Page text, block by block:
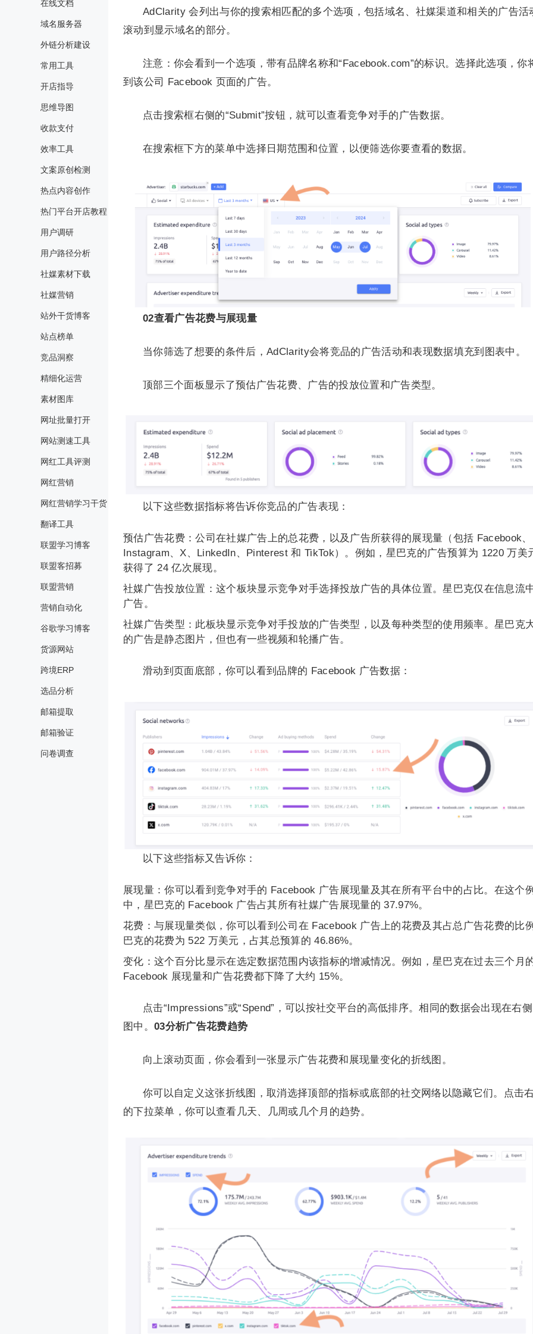
在线文档
域名服务器
外链分析建设
常用工具
开店指导
思维导图
收款支付
效率工具
文案原创检测
热点内容创作
热门平台开店教程
用户调研
用户路径分析
社媒素材下载
社媒营销
站外干货博客
站点榜单
竞品洞察
精细化运营
素材图库
网址批量打开
网站测速工具
网红工具评测
网红营销
网红营销学习干货
翻译工具
联盟学习博客
联盟客招募
联盟营销
营销自动化
谷歌学习博客
货源网站
跨境ERP
选品分析
邮箱提取
邮箱验证
问卷调查
AdClarity 会列出与你的搜索相匹配的多个选项，包括域名、社媒渠道和相关的广告活
滚动到显示域名的部分。
注意：你会看到一个选项，带有品牌名称和“Facebook.com”的标识。选择此选项，你
到该公司 Facebook 页面的广告。
点击搜索框右侧的“Submit”按钮，就可以查看竞争对手的广告数据。
在搜索框下方的菜单中选择日期范围和位置，以便筛选你要查看的数据。
02查看广告花费与展现量
当你筛选了想要的条件后，AdClarity会将竞品的广告活动和表现数据填充到图表中。
顶部三个面板显示了预估广告花费、广告的投放位置和广告类型。
以下这些数据指标将告诉你竞品的广告表现：
预估广告花费：公司在社媒广告上的总花费，以及广告所获得的展现量（包括 Facebook、
Instagram、X、LinkedIn、Pinterest 和 TikTok）。例如，星巴克的广告预算为 1220 万美
获得了 24 亿次展现。
社媒广告投放位置：这个板块显示竞争对手选择投放广告的具体位置。星巴克仅在信息流
广告。
社媒广告类型：此板块显示竞争对手投放的广告类型，以及每种类型的使用频率。星巴克
的广告是静态图片，但也有一些视频和轮播广告。
滑动到页面底部，你可以看到品牌的 Facebook 广告数据：
以下这些指标又告诉你：
展现量：你可以看到竞争对手的 Facebook 广告展现量及其在所有平台中的占比。在这个
中，星巴克的 Facebook 广告占其所有社媒广告展现量的 37.97%。
花费：与展现量类似，你可以看到公司在 Facebook 广告上的花费及其占总广告花费的比
巴克的花费为 522 万美元，占其总预算的 46.86%。
变化：这个百分比显示在选定数据范围内该指标的增减情况。例如，星巴克在过去三个月
Facebook 展现量和广告花费都下降了大约 15%。
点击“Impressions”或“Spend”，可以按社交平台的高低排序。相同的数据会出现在右
图中。 03分析广告花费趋势
向上滚动页面，你会看到一张显示广告花费和展现量变化的折线图。
你可以自定义这张折线图，取消选择顶部的指标或底部的社交网络以隐藏它们。点击
的下拉菜单，你可以查看几天、几周或几个月的趋势。